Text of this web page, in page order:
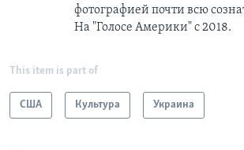
фотографией почти всю
На "Голосе Америки" с 2018.
This item is part of
США Культура Украина